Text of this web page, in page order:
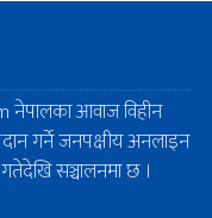
नेपालका आवाज विहीन
गर्ने जनपक्षीय अनलाइन
गतेदेखि सञ्चालनमा छ ।